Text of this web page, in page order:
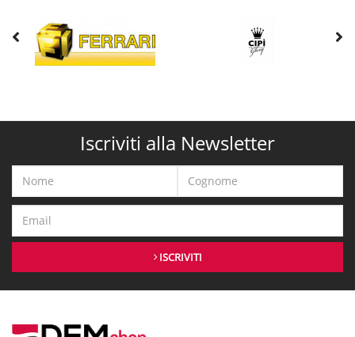
Iscriviti alla Newsletter
ISCRIVITI